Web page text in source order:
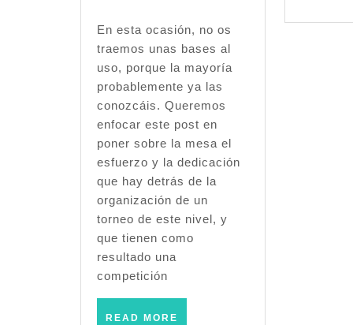
–
En esta ocasión, no os
traemos unas bases al
uso, porque la mayoría
probablemente ya las
conozcáis. Queremos
enfocar este post en
poner sobre la mesa el
esfuerzo y la dedicación
que hay detrás de la
organización de un
torneo de este nivel, y
que tienen como
resultado una
competición
READ MORE